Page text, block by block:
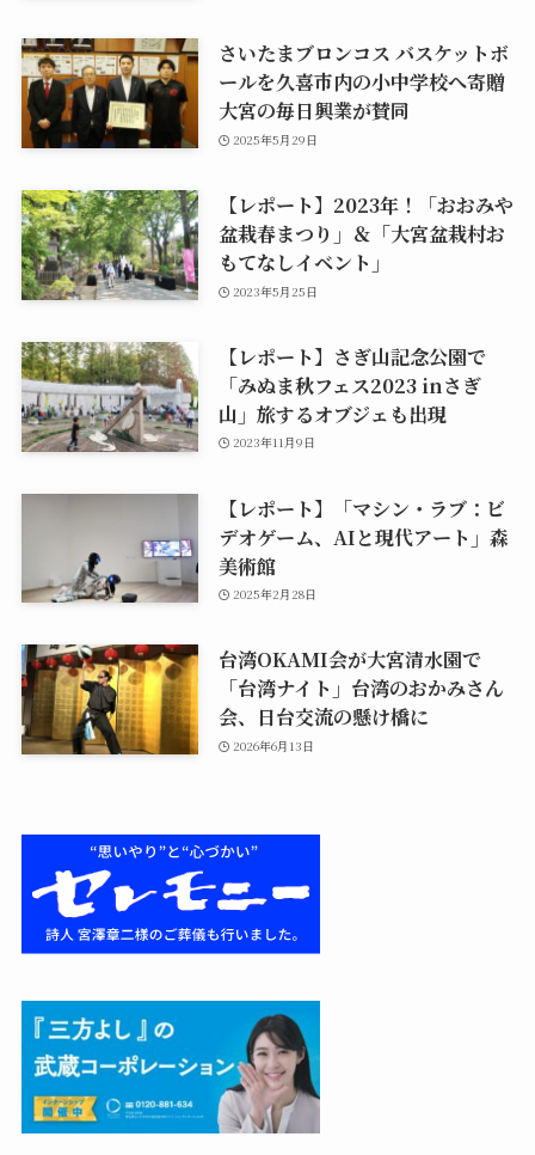
さいたまブロンコス バスケットボ
ールを久喜市内の小中学校へ寄贈
大宮の毎日興業が賛同
2025年5月29日
【レポート】2023年！「おおみや
盆栽春まつり」＆「大宮盆栽村お
もてなしイベント」
2023年5月25日
【レポート】さぎ山記念公園で
「みぬま秋フェス2023 inさぎ
山」旅するオブジェも出現
2023年11月9日
【レポート】「マシン・ラブ：ビ
デオゲーム、AIと現代アート」森
美術館
2025年2月28日
台湾OKAMI会が大宮清水園で
「台湾ナイト」台湾のおかみさん
会、日台交流の懸け橋に
2026年6月13日